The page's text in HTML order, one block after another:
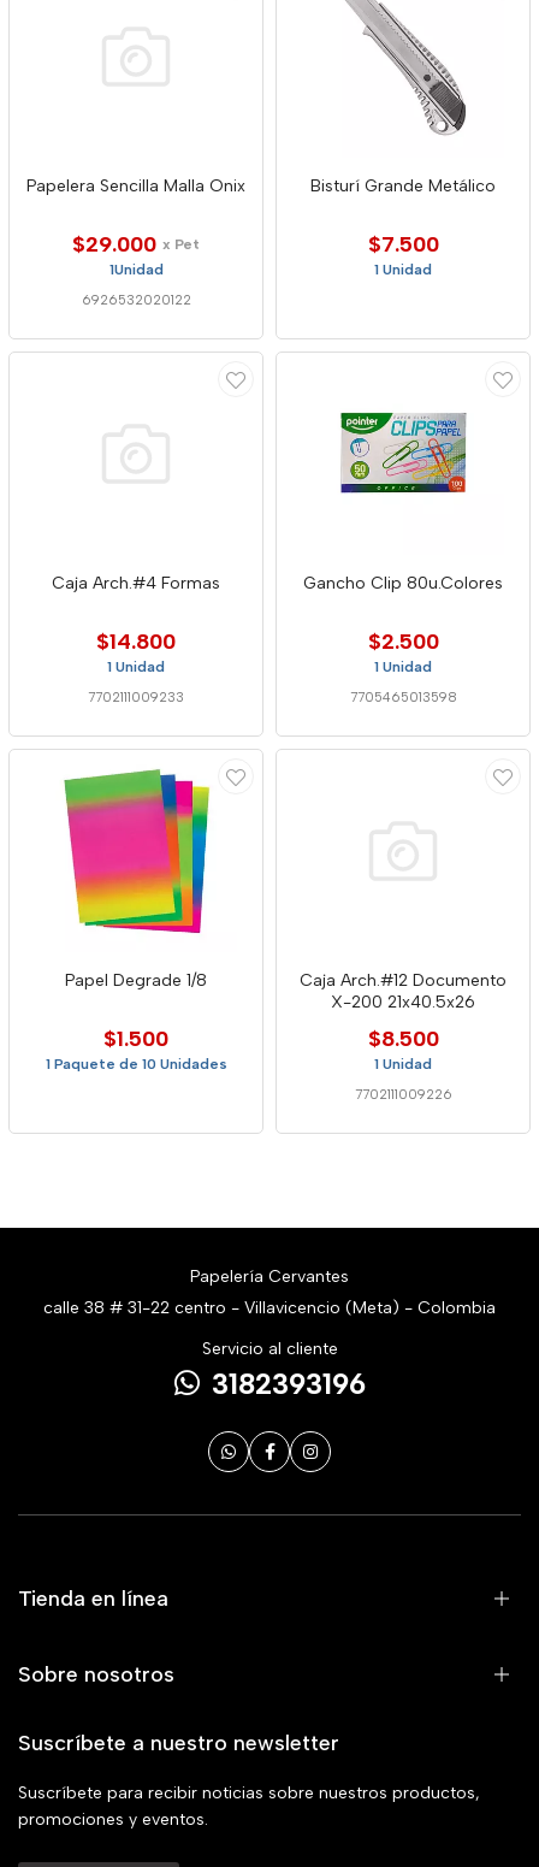
Papelera Sencilla Malla Onix
$29.000 x Pet
1Unidad
6926532020122
Bisturí Grande Metálico
$7.500
1 Unidad
Caja Arch.#4 Formas
$14.800
1 Unidad
7702111009233
Gancho Clip 80u.Colores
$2.500
1 Unidad
7705465013598
Papel Degrade 1/8
$1.500
1 Paquete de 10 Unidades
Caja Arch.#12 Documento
X-200 21x40.5x26
$8.500
1 Unidad
7702111009226
Papelería Cervantes
calle 38 # 31-22 centro - Villavicencio (Meta) - Colombia
Servicio al cliente
3182393196
Tienda en línea
Sobre nosotros
Suscríbete a nuestro newsletter
Suscríbete para recibir noticias sobre nuestros productos,
promociones y eventos.